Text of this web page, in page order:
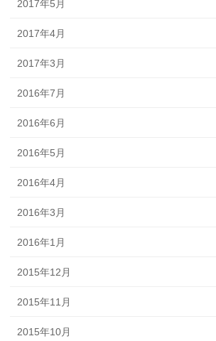
2017年5月
2017年4月
2017年3月
2016年7月
2016年6月
2016年5月
2016年4月
2016年3月
2016年1月
2015年12月
2015年11月
2015年10月